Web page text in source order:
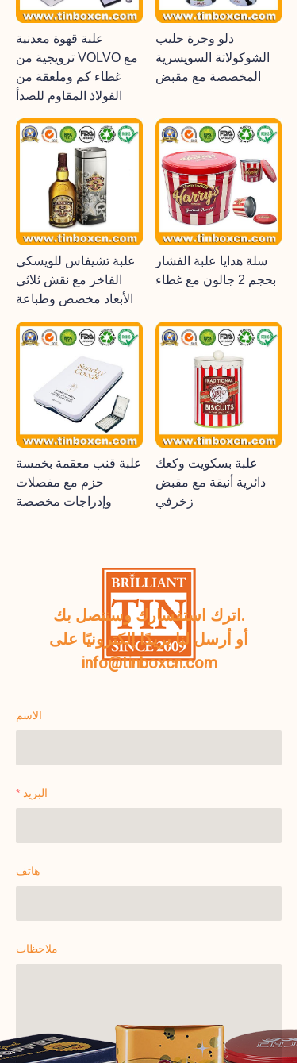
علبة قهوة معدنية
ترويجية من VOLVO مع
غطاء كم وملعقة من
الفولاذ المقاوم للصدأ
دلو وجرة حليب
الشوكولاتة السويسرية
المخصصة مع مقبض
علبة تشيفاس للويسكي
الفاخر مع نقش ثلاثي
الأبعاد مخصص وطباعة
سلة هدايا علبة الفشار
بحجم 2 جالون مع غطاء
علبة قنب معقمة بخمسة
حزم مع مفصلات
وإدراجات مخصصة
علبة بسكويت وكعك
دائرية أنيقة مع مقبض
زخرفي
اترك استفسارك وسنتصل بك.
أو أرسل لنا بريدًا إلكترونيًا على
info@tinboxcn.com
الاسم
البريد
هاتف
ملاحظات